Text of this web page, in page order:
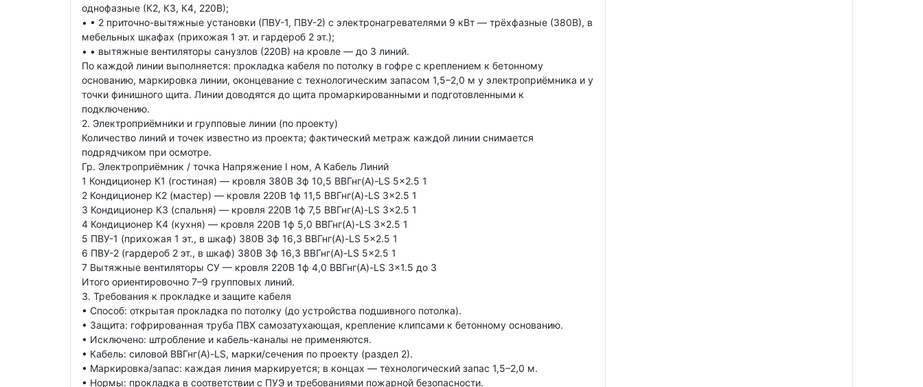
однофазные (К2, К3, К4, 220В);
• • 2 приточно-вытяжные установки (ПВУ-1, ПВУ-2) с электронагревателями 9 кВт — трёхфазные (380В), в
мебельных шкафах (прихожая 1 эт. и гардероб 2 эт.);
• • вытяжные вентиляторы санузлов (220В) на кровле — до 3 линий.
По каждой линии выполняется: прокладка кабеля по потолку в гофре с креплением к бетонному
основанию, маркировка линии, оконцевание с технологическим запасом 1,5–2,0 м у электроприёмника и у
точки финишного щита. Линии доводятся до щита промаркированными и подготовленными к
подключению.
2. Электроприёмники и групповые линии (по проекту)
Количество линий и точек известно из проекта; фактический метраж каждой линии снимается
подрядчиком при осмотре.
Гр. Электроприёмник / точка Напряжение I ном, А Кабель Линий
1 Кондиционер К1 (гостиная) — кровля 380В 3ф 10,5 ВВГнг(А)-LS 5×2.5 1
2 Кондиционер К2 (мастер) — кровля 220В 1ф 11,5 ВВГнг(А)-LS 3×2.5 1
3 Кондиционер К3 (спальня) — кровля 220В 1ф 7,5 ВВГнг(А)-LS 3×2.5 1
4 Кондиционер К4 (кухня) — кровля 220В 1ф 5,0 ВВГнг(А)-LS 3×2.5 1
5 ПВУ-1 (прихожая 1 эт., в шкаф) 380В 3ф 16,3 ВВГнг(А)-LS 5×2.5 1
6 ПВУ-2 (гардероб 2 эт., в шкаф) 380В 3ф 16,3 ВВГнг(А)-LS 5×2.5 1
7 Вытяжные вентиляторы СУ — кровля 220В 1ф 4,0 ВВГнг(А)-LS 3×1.5 до 3
Итого ориентировочно 7–9 групповых линий.
3. Требования к прокладке и защите кабеля
• Способ: открытая прокладка по потолку (до устройства подшивного потолка).
• Защита: гофрированная труба ПВХ самозатухающая, крепление клипсами к бетонному основанию.
• Исключено: штробление и кабель-каналы не применяются.
• Кабель: силовой ВВГнг(А)-LS, марки/сечения по проекту (раздел 2).
• Маркировка/запас: каждая линия маркируется; в концах — технологический запас 1,5–2,0 м.
• Нормы: прокладка в соответствии с ПУЭ и требованиями пожарной безопасности.